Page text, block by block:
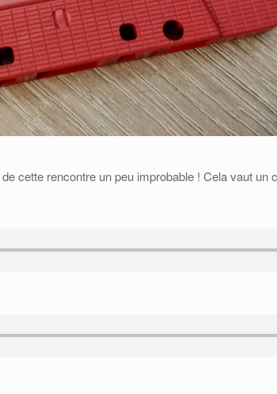
cette rencontre un peu improbable ! Cela vaut un